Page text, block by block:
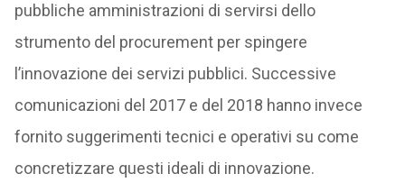
pubbliche amministrazioni di servirsi dello
strumento del procurement per spingere
l’innovazione dei servizi pubblici. Successive
comunicazioni del 2017 e del 2018 hanno invece
fornito suggerimenti tecnici e operativi su come
concretizzare questi ideali di innovazione.